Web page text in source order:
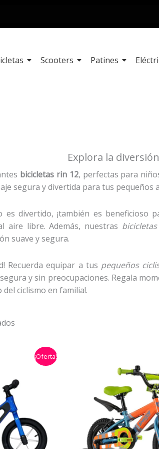
Scooters Patines
Explora la
bicicletas rin 12, perfectas para
segura y divertida para tus
divertido, ¡también es beneficioso
aire libre. Además, nuestras
suave y segura.
Recuerda equipar a tus pequeños
y sin preocupaciones. Regala
ciclismo en familia!.
¡Oferta!
precio
era: